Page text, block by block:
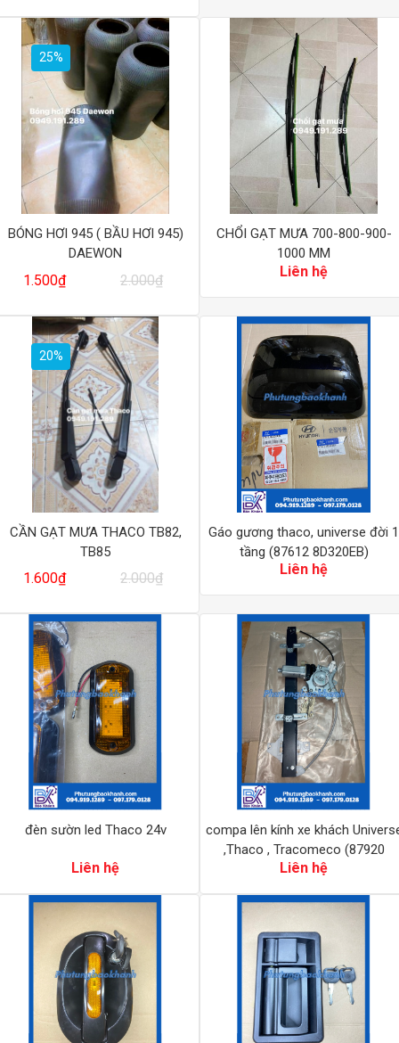
4.800₫.
là:
4.200₫.
25%
BÓNG HƠI 945 ( BẦU HƠI 945)
DAEWON
2.000₫
gốc
2.000₫.
1.500₫
hiện
là:
1.500₫.
CHỔI GẠT MƯA 700-800-900-
1000 MM
Liên hệ
20%
CẦN GẠT MƯA THACO TB82,
TB85
2.000₫
gốc
2.000₫.
1.600₫
hiện
là:
1.600₫.
Gáo gương thaco, universe đời 1
tầng (87612 8D320EB)
Liên hệ
đèn sườn led Thaco 24v
Liên hệ
compa lên kính xe khách
,Thaco , Tracomeco (87920
8D200)
Liên hệ